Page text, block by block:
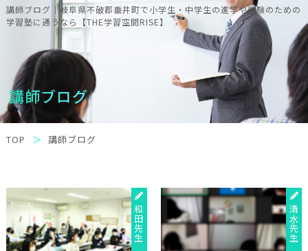
講師ブログ｜岐阜県不破郡垂井町で小学生・中学生の進学や受験のための
学習塾に通うなら【THE学習空間RISE】
講師ブログ
TOP 講師ブログ
和田先生 清水先生